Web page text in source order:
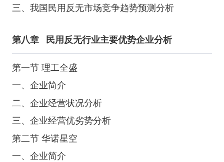
三、我国民用反无市场竞争趋势预测分析
第八章 民用反无行业主要优势企业分析
第一节 理工全盛
一、企业简介
二、企业经营状况分析
三、企业经营优劣势分析
第二节 华诺星空
一、企业简介